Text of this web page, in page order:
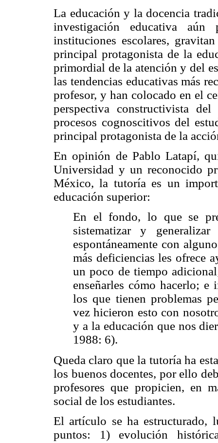
La educación y la docencia
investigación educativa
instituciones escolares,
principal protagonista de la
primordial de la atención y del
las tendencias educativas más
profesor, y han colocado en el
perspectiva constructivista
procesos cognoscitivos del
principal protagonista de la
En opinión de Pablo Latapí,
Universidad y un reconocido
México, la tutoría es un
educación superior:
En el fondo, lo que se
sistematizar y
espontáneamente con
más deficiencias les ofrece
un poco de tiempo
enseñarles cómo hacerlo;
los que tienen problemas
vez hicieron esto con
y a la educación que nos
1988: 6).
Queda claro que la tutoría ha
los buenos docentes, por ello
profesores que propicien, en
social de los estudiantes.
El artículo se ha estructurado,
puntos: 1) evolución